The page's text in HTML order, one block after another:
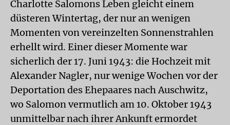
Charlotte Salomons Leben gleicht einem
düsteren Wintertag, der nur an wenigen
Momenten von vereinzelten Sonnenstrahlen
erhellt wird. Einer dieser Momente war
sicherlich der 17. Juni 1943: die Hochzeit mit
Alexander Nagler, nur wenige Wochen vor der
Deportation des Ehepaares nach Auschwitz,
wo Salomon vermutlich am 10. Oktober 1943
unmittelbar nach ihrer Ankunft ermordet